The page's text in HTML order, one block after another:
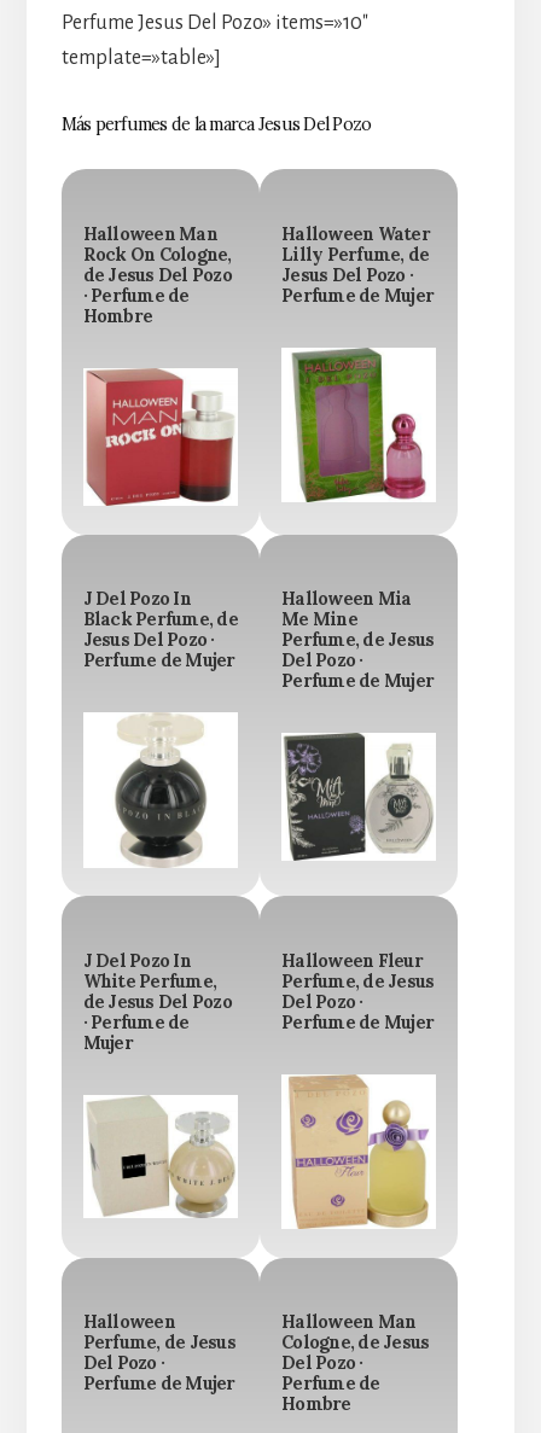
Perfume Jesus Del Pozo» items=»10″
template=»table»]
Más perfumes de la marca Jesus Del Pozo
Halloween Man
Rock On Cologne,
de Jesus Del Pozo
· Perfume de
Hombre
Halloween Water
Lilly Perfume, de
Jesus Del Pozo ·
Perfume de Mujer
J Del Pozo In
Black Perfume, de
Jesus Del Pozo ·
Perfume de Mujer
Halloween Mia
Me Mine
Perfume, de Jesus
Del Pozo ·
Perfume de Mujer
J Del Pozo In
White Perfume,
de Jesus Del Pozo
· Perfume de
Mujer
Halloween Fleur
Perfume, de Jesus
Del Pozo ·
Perfume de Mujer
Halloween
Perfume, de Jesus
Del Pozo ·
Perfume de Mujer
Halloween Man
Cologne, de Jesus
Del Pozo ·
Perfume de
Hombre